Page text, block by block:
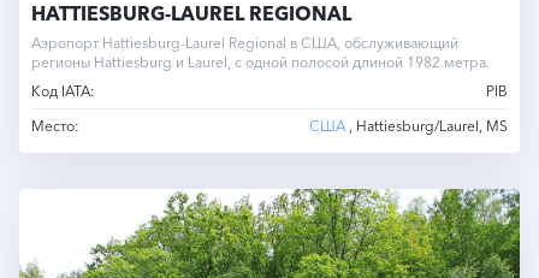
HATTIESBURG-LAUREL REGIONAL
Аэропорт Hattiesburg-Laurel Regional в США, обслуживающий
регионы Hattiesburg и Laurel, с одной полосой длиной 1982 метра.
Код IATA:
PIB
Место:
США , Hattiesburg/Laurel, MS